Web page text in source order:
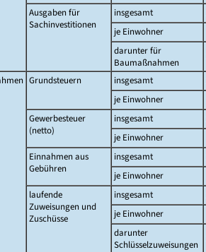
Ausgaben für
Sachinvestitionen
insgesamt
je Einwohner
darunter für
Baumaßnahmen
Grundsteuern insgesamt
je Einwohner
Gewerbesteuer
(netto)
insgesamt
je Einwohner
Einnahmen aus
Gebühren
insgesamt
je Einwohner
laufende
Zuweisungen und
Zuschüsse
insgesamt
je Einwohner
darunter
Schlüsselzuweisungen